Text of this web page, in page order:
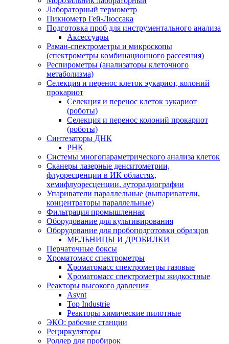
Лабораторный термометр
Пикнометр Гей-Люссака
Подготовка проб для инструментального анализа
Аксессуары
Раман-спектрометры и микроскопы
(спектрометры комбинационного рассеяния)
Респирометры (анализаторы клеточного
метаболизма)
Селекция и перенос клеток эукариот, колоний
прокариот
Селекция и перенос клеток эукариот
(роботы)
Селекция и перенос колоний прокариот
(роботы)
Синтезаторы ДНК
РНК
Системы многопараметрического анализа клеток
Сканеры лазерные денситометрии,
флуоресценции в ИК областях,
хемифлуоресценции, ауторадиографии
Упариватели параллельные (выпариватели,
концентраторы параллельные)
Фильтрация промышленная
Оборудование для культивирования
Оборудование для пробоподготовки образцов
МЕЛЬНИЦЫ И ДРОБИЛКИ
Перчаточные боксы
Хроматомасс спектрометры
Хроматомасс спектрометры газовые
Хроматомасс спектрометры жидкостные
Реакторы высокого давления
Asynt
Top Industrie
Реакторы химические пилотные
ЭКО: рабочие станции
Рециркуляторы
Роллер для пробирок